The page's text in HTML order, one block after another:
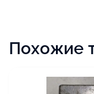
Похожие